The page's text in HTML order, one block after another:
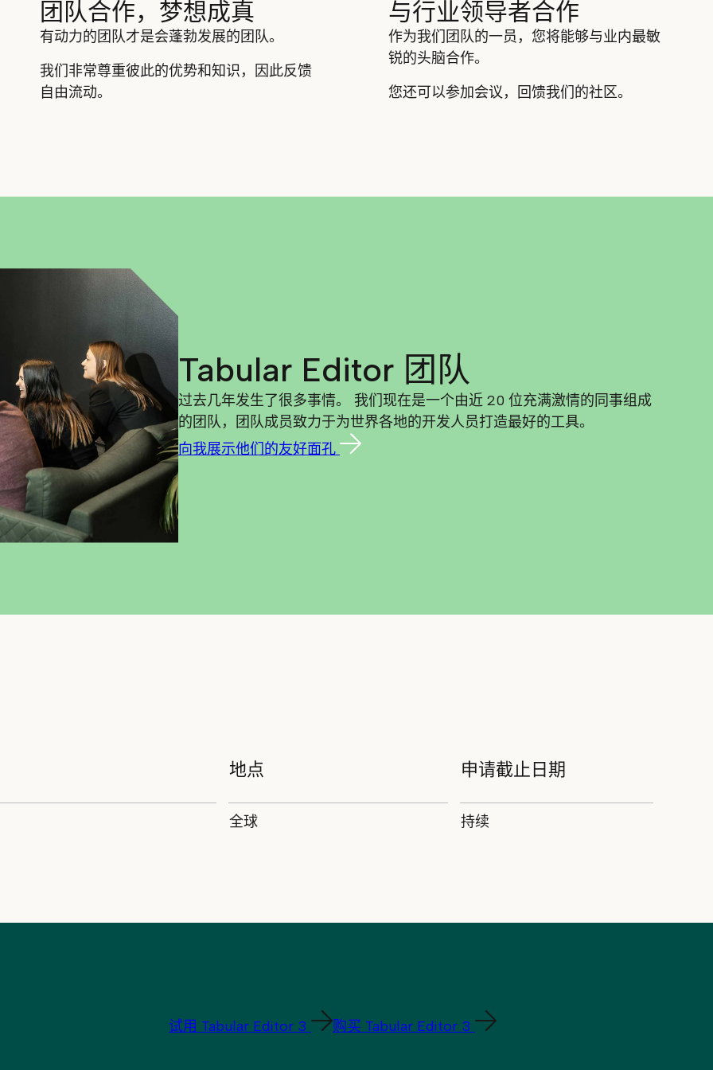
团队合作，梦想成真
有动力的团队才是会蓬勃发展的团队。
我们非常尊重彼此的优势和知识，因此反馈
自由流动。
与行业领导者合作
作为我们团队的一员，您将能够与业内最敏
锐的头脑合作。
您还可以参加会议，回馈我们的社区。
Tabular Editor 团队
过去几年发生了很多事情。 我们现在是一个由近 20 位充满激情的同事组成
的团队，团队成员致力于为世界各地的开发人员打造最好的工具。
向我展示他们的友好面孔
地点 申请截止日期
全球 持续
试用 Tabular Editor 3 购买 Tabular Editor 3